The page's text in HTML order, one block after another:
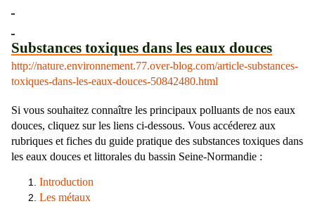
Substances toxiques dans les eaux douces
http://nature.environnement.77.over-blog.com/article-substances-
toxiques-dans-les-eaux-douces-50842480.html
Si vous souhaitez connaître les principaux polluants de nos eaux
douces, cliquez sur les liens ci-dessous. Vous accéderez aux
rubriques et fiches du guide pratique des substances toxiques dans
les eaux douces et littorales du bassin Seine-Normandie :
Introduction
Les métaux